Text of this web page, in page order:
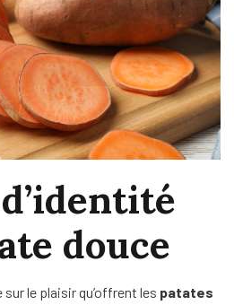
douce
le plaisir qu’offrent les patates